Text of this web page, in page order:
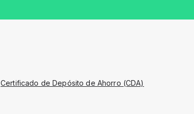
Certificado de Depósito de Ahorro (CDA)